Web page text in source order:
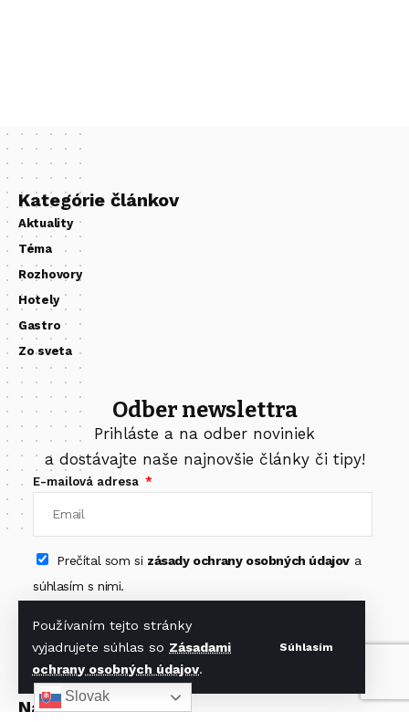
Používaním tejto stránky
vyjadrujete súhlas so Zásadami
ochrany osobných údajov.
Súhlasím
Kategórie článkov
Aktuality
Téma
Rozhovory
Hotely
Gastro
Zo sveta
Odber newslettra
Prihláste a na odber noviniek
a dostávajte naše najnovšie články či tipy!
E-mailová adresa
Prečítal som si zásady ochrany osobných údajova
súhlasím s nimi.
Odoberať newsletter
Nájdete nás na
Slovak